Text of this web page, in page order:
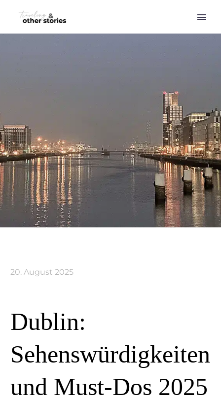
20. August 2025
Dublin:
Sehenswürdigkeiten
und Must-Dos 2025